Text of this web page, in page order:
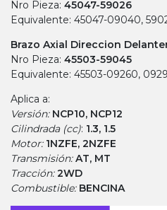
Nro Pieza: 45047-59026
Equivalente: 45047-09040,
Brazo Axial Direccion
Nro Pieza: 45503-59045
Equivalente: 45503-09260,
Aplica a:
Versión: NCP10, NCP12
Cilindrada (cc): 1.3, 1.5
Motor: 1NZFE, 2NZFE
Transmisión:AT, MT
Tracción:2WD
Combustible: BENCINA